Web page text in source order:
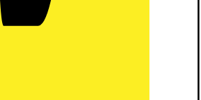
12965 för 24 månader